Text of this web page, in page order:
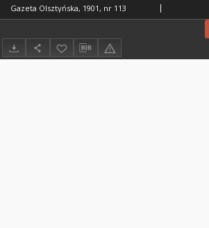
Gazeta Olsztyńska, 1901, nr 113